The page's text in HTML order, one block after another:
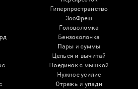
Гиперпространство
ЗооФреш
Головоломка
Бензоколонка
Пары и суммы
Целься и вычитай
Поединок с мышкой
Нужное усилие
Отрежь и упади